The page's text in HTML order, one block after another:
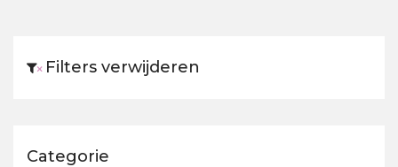
× Filters verwijderen
Categorie